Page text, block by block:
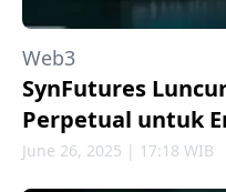
Web3
SynFutures
Perpetual untuk
June 26, 2025 | 17:18 WIB